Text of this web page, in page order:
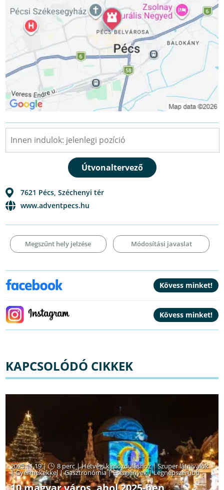
7621 Pécs ,Széchenyi tér
www.adventpecs.hu
Megszűnt hely jelzése Módosítási javaslat
KAPCSOLÓDÓ CIKKEK
2025.11.19 | 8 perc|Hétvégi kimozduláshoz|Szuper látnivalók
|Gyermekekkel|Gasztronómia|Események|Legnépszerűbb